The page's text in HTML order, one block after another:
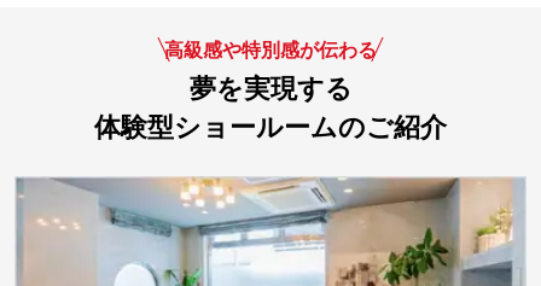
高級感や特別感が伝わる
夢を実現する
体験型ショールームのご紹介